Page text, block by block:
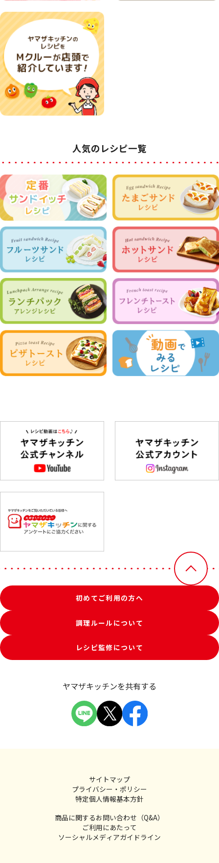
人気のレシピ一覧
初めてご利用の方へ
調理ルールについて
レシピ監修について
ヤマザキッチンを共有する
サイトマップ
プライバシー・ポリシー
特定個人情報基本方針
商品に関するお問い合わせ（Q&A）
ご利用にあたって
ソーシャルメディアガイドライン